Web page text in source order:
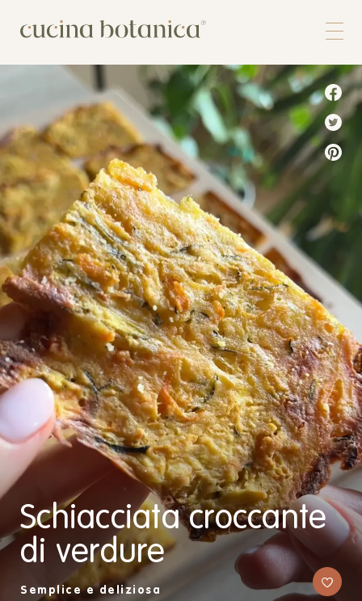
Shop
Chi siamo
Contatti
Schiacciata croccante
di verdure
Semplice e deliziosa